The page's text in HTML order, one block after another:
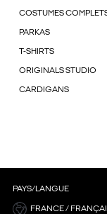
COSTUMES
PARKAS
T-SHIRTS
ORIGINALS STUDIO
CARDIGANS
PAYS/LANGUE
FRANCE /